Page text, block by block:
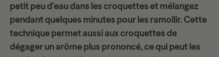
petit peu d’eau dans les croquettes et mélangez
pendant quelques minutes pour les ramollir. Cette
technique permet aussi aux croquettes de
dégager unarôme plus prononcé, ce qui peut les